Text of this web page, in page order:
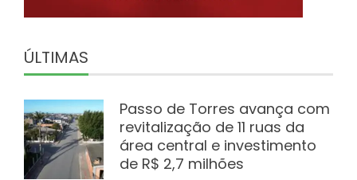
ÚLTIMAS
Passo de Torres avança com
revitalização de 11 ruas da
área central e investimento
de R$ 2,7 milhões